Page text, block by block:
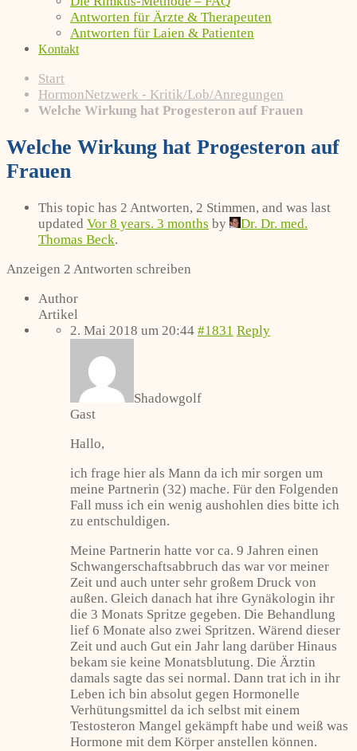
Antworten für Ärzte & Therapeuten
Antworten für Laien & Patienten
Kontakt
Start
HormonNetzwerk - Kritik/Lob/Anregungen
Welche Wirkung hat Progesteron auf Frauen
Welche Wirkung hat Progesteron auf
Frauen
This topic has 2 Antworten, 2 Stimmen, and was last
updated Vor 8 years. 3 months by
Dr. Dr. med.
Thomas Beck.
Anzeigen 2 Antworten schreiben
Author
Artikel
2. Mai 2018 um 20:44 #1831 Reply
Shadowgolf
Gast
Hallo,
ich frage hier als Mann da ich mir sorgen um
meine Partnerin (32) mache. Für den Folgenden
Fall muss ich ein wenig aushohlen dies bitte ich
zu entschuldigen.
Meine Partnerin hatte vor ca. 9 Jahren einen
Schwangerschaftsabbruch das war vor meiner
Zeit und auch unter sehr großem Druck von
außen. Gleich danach hat ihre Gynäkologin ihr
die 3 Monats Spritze gegeben. Die Behandlung
lief 6 Monate also zwei Spritzen. Wärend dieser
Zeit und auch Gut ein Jahr lang darüber Hinaus
bekam sie keine Monatsblutung. Die Ärztin
damals sagte das sei normal. Dann trat ich in ihr
Leben ich bin absolut gegen Hormonelle
Verhütungsmittel da ich selbst mit einem
Testosteron Mangel gekämpft habe und weiß was
Hormone mit dem Körper anstellen können.